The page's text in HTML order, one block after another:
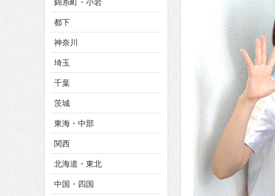
CINEMA×STYLE 285号
CINEMA×STYLE 294号
都下
神奈川
埼玉
千葉
茨城
東海・中部
関西
北海道・東北
中国・四国